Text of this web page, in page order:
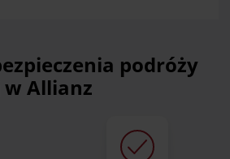
podróży
Allianz